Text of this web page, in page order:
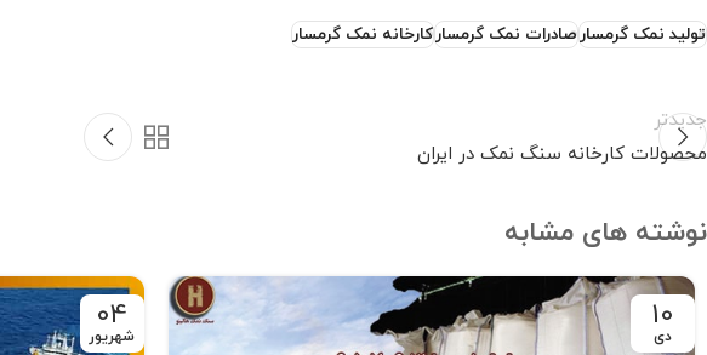
تولید نمک گرمسارصادرات نمک گرمسارکارخانه نمک گرمسار
جدیدتر
محصولات کارخانه سنگ نمک در ایران
نوشته های مشابه
10
دی
04
شهریور